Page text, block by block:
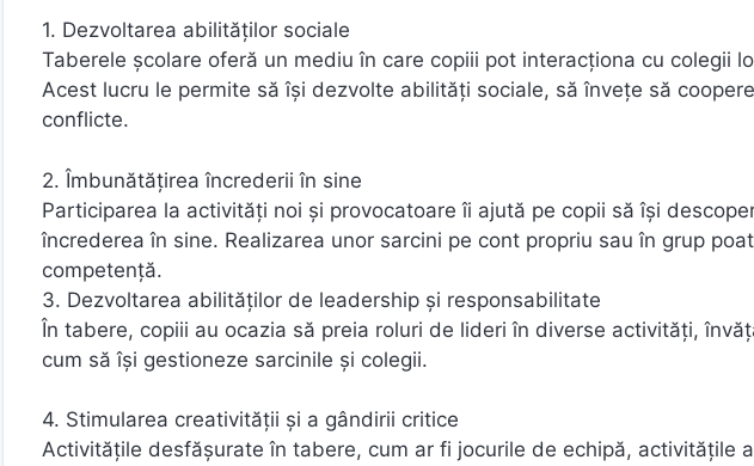
1. Dezvoltarea abilităților sociale
Taberele școlare oferă un mediu în care copiii pot interacționa cu colegii
Acest lucru le permite să își dezvolte abilități sociale, să învețe să
conflicte.
2. Îmbunătățirea încrederii în sine
Participarea la activități noi și provocatoare îi ajută pe copii să își
încrederea în sine. Realizarea unor sarcini pe cont propriu sau în grup
competență.
3. Dezvoltarea abilităților de leadership și responsabilitate
În tabere, copiii au ocazia să preia roluri de lideri în diverse activități,
cum să își gestioneze sarcinile și colegii.
4. Stimularea creativității și a gândirii critice
Activitățile desfășurate în tabere, cum ar fi jocurile de echipă, activitățile